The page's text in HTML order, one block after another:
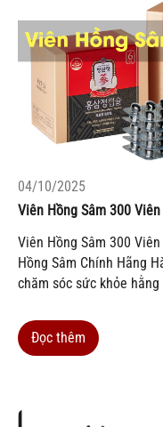
04/10/2025
Viên Hồng Sâm 300
Viên Hồng Sâm 300
Hồng Sâm Chính Hãng
chăm sóc sức khỏe
để duy trì...
Đọc thêm